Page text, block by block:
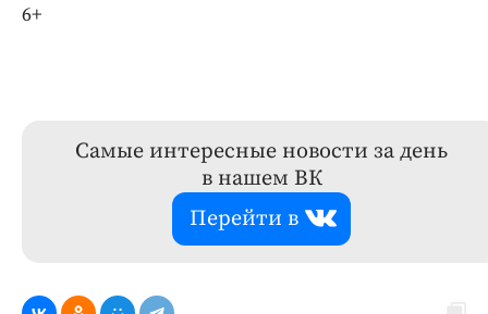
6+
Самые интересные новости за день
в нашем ВК
Перейти в